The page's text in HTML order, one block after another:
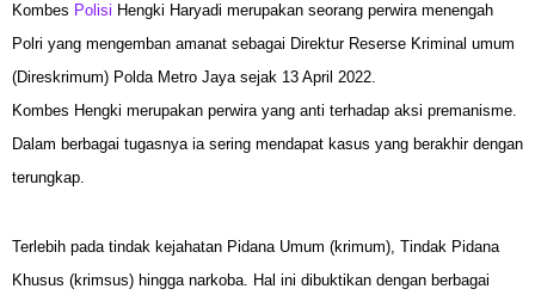
Kombes Polisi Hengki Haryadi merupakan seorang perwira menengah
Polri yang mengemban amanat sebagai Direktur Reserse Kriminal umum
(Direskrimum) Polda Metro Jaya sejak 13 April 2022.
Kombes Hengki merupakan perwira yang anti terhadap aksi premanisme.
Dalam berbagai tugasnya ia sering mendapat kasus yang berakhir dengan
terungkap.
Terlebih pada tindak kejahatan Pidana Umum (krimum), Tindak Pidana
Khusus (krimsus) hingga narkoba. Hal ini dibuktikan dengan berbagai